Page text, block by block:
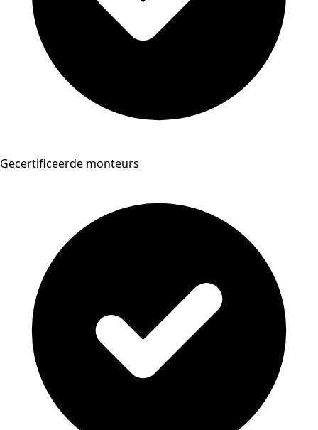
Gecertificeerde monteurs